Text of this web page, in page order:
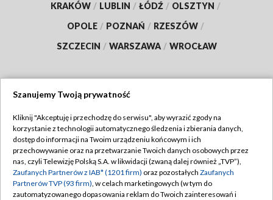
KRAKÓW / LUBLIN / ŁÓDŹ / OLSZTYN /
OPOLE / POZNAŃ / RZESZÓW /
SZCZECIN / WARSZAWA / WROCŁAW
TVP
Abonament TVP
Emisja w TVP
Centrum informacji TVP
Regulamin TVP
Polityka prywatności
Moje zgody
Szanujemy Twoją prywatność
Kliknij "Akceptuję i przechodzę do serwisu", aby wyrazić zgody na
korzystanie z technologii automatycznego śledzenia i zbierania danych,
dostęp do informacji na Twoim urządzeniu końcowym i ich
przechowywanie oraz na przetwarzanie Twoich danych osobowych przez
nas, czyli Telewizję Polską S.A. w likwidacji (zwaną dalej również „TVP”),
Zaufanych Partnerów z IAB* (1201 firm) oraz pozostałych Zaufanych
Partnerów TVP (93 firm), w celach marketingowych (w tym do
zautomatyzowanego dopasowania reklam do Twoich zainteresowań i